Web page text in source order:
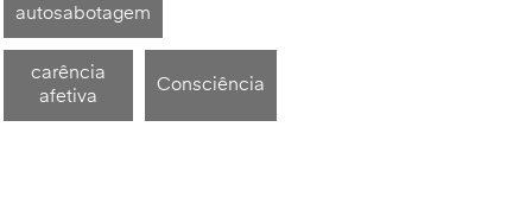
autosabotagem
carência
afetiva
Consciência